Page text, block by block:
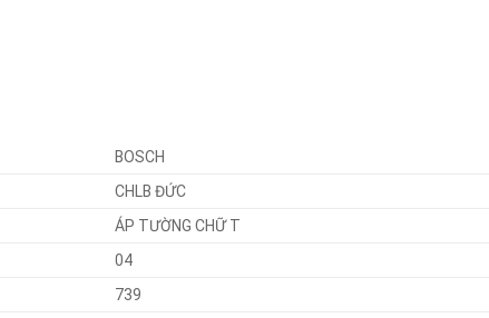
BOSCH
CHLB ĐỨC
ÁP TƯỜNG CHỮ T
04
739